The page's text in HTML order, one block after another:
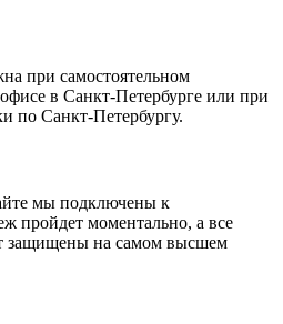
при самостоятельном
в Санкт-Петербурге или при
по Санкт-Петербургу.
мы подключены к
пройдет моментально, а все
защищены на самом высшем